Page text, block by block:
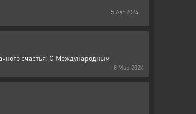
5 Авг 2024
8 Мар 2024
счастья! С Международным